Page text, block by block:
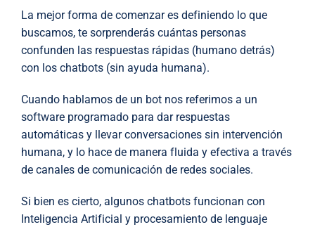
La mejor forma de comenzar es definiendo lo que
buscamos, te sorprenderás cuántas personas
confunden las respuestas rápidas (humano detrás)
con los chatbots (sin ayuda humana).
Cuando hablamos de un bot nos referimos a un
software programado para dar respuestas
automáticas y llevar conversaciones sin intervención
humana, y lo hace de manera fluida y efectiva a través
de canales de comunicación de redes sociales.
Si bien es cierto, algunos chatbots funcionan con
Inteligencia Artificial y procesamiento de lenguaje